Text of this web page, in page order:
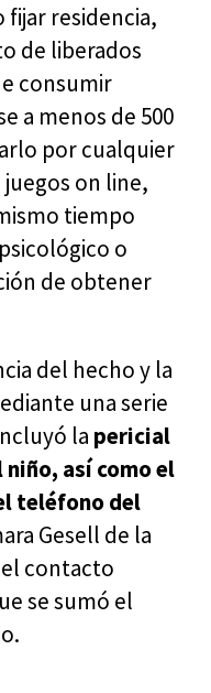
residencia,
de liberados
consumir
a menos de 500
por cualquier
on line,
tiempo
o
de obtener
del hecho y la
una serie
la pericial
así como el
teléfono del
Gesell de la
contacto
se sumó el